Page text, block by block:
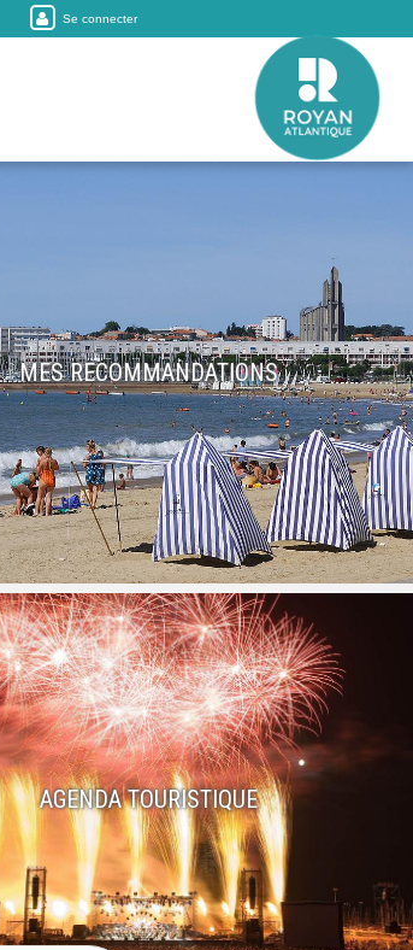
Se connecter
MES RECOMMANDATIONS
AGENDA TOURISTIQUE